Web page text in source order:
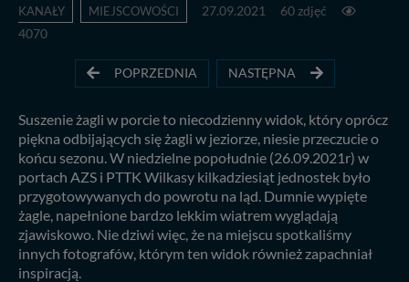
KANAŁY
MIEJSCOWOŚCI 27.09.2021
60 zdjęć
4070
POPRZEDNIA NASTĘPNA
Suszenie żagli w porcie to niecodzienny widok, który oprócz
piękna odbijających się żagli w jeziorze, niesie przeczucie o
końcu sezonu. W niedzielne popołudnie (26.09.2021r) w
portach AZS i PTTK Wilkasy kilkadziesiąt jednostek było
przygotowywanych do powrotu na ląd. Dumnie wypięte
żagle, napełnione bardzo lekkim wiatrem wyglądają
zjawiskowo. Nie dziwi więc, że na miejscu spotkaliśmy
innych fotografów, którym ten widok również zapachniał
inspiracją.